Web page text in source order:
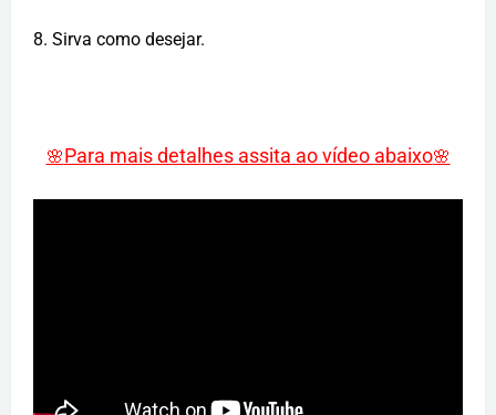
8. Sirva como desejar.
🌸Para mais detalhes assita ao vídeo abaixo🌸